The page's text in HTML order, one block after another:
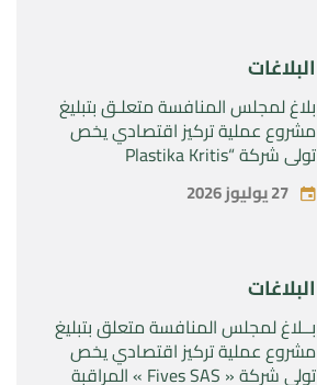
البلاغات
بلاغ لمجلس المنافسة متعلـق بتبليغ
مشروع عملية تركيز اقتصادي يخص
تولي شركة “Plastika Kritis
SA”المراقبة الحصرية لشركة
“Naturplas Industrial SARL” 27 يوليوز 2026
البلاغات
بــلاغ لمجلس المنافسة متعلق بتبليغ
مشروع عملية تركيز اقتصادي يخص
تولي شركة « Fives SAS » المراقبة